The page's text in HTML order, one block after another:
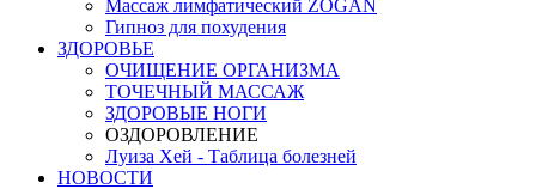
Массаж лимфатический ZOGAN
Гипноз для похудения
ЗДОРОВЬЕ
ОЧИЩЕНИЕ ОРГАНИЗМА
ТОЧЕЧНЫЙ МАССАЖ
ЗДОРОВЫЕ НОГИ
ОЗДОРОВЛЕНИЕ
Луиза Хей - Таблица болезней
НОВОСТИ